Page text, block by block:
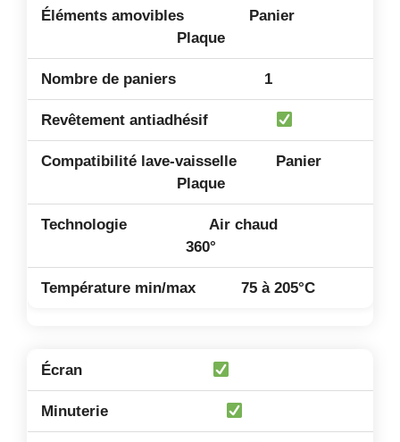
Panier
Plaque
1
Panier
Plaque
Air chaud
360°
75 à 205°C